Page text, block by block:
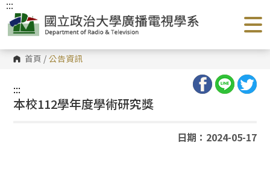
跳
到
主
要
內
容
區 首頁 / 公告資訊
:::
:::
本校112學年度學術研究獎
日期：2024-05-17